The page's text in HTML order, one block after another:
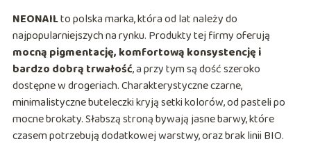
NEONAILto polska marka, która od lat należy do
najpopularniejszych na rynku. Produkty tej firmy oferują
mocną pigmentację, komfortową konsystencję i
bardzo dobrą trwałość, a przy tym są dość szeroko
dostępne w drogeriach. Charakterystyczne czarne,
minimalistyczne buteleczki kryją setki kolorów, od pasteli po
mocne brokaty. Słabszą stroną bywają jasne barwy, które
czasem potrzebują dodatkowej warstwy, oraz brak linii BIO.